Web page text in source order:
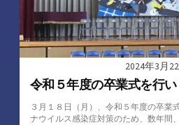
2024年3月
令和５年度の卒業式を行
３月１８日（月）、令和５年度の卒業
ナウイルス感染症対策のため、数年間